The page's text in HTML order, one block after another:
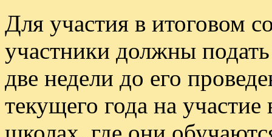
Для участия в итоговом
участники должны подать
две недели до его
текущего года на